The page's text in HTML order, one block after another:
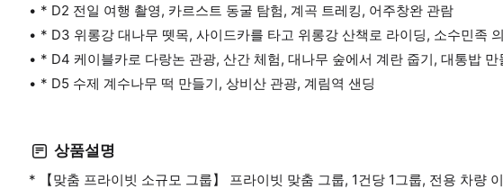
* D2 전일 여행 촬영, 카르스트 동굴 탐험, 계곡 트레킹, 어주창완 관람
* D3 위롱강 대나무 뗏목, 사이드카를 타고 위롱강 산책로 라이딩, 소수민족
* D4 케이블카로 다랑논 관광, 산간 체험, 대나무 숲에서 계란 줍기, 대통밥 만
* D5 수제 계수나무 떡 만들기, 상비산 관광, 계림역 샌딩
상품설명
* 【맞춤 프라이빗 소규모 그룹】 프라이빗 맞춤 그룹, 1건당 1그룹, 전용 차량